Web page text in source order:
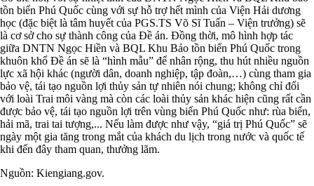
tồn biển Phú Quốc cùng với sự hỗ trợ hết mình của Viện Hải dương
học (đặc biệt là tâm huyết của PGS.TS Võ Sĩ Tuấn – Viện trưởng) sẽ
là cơ sở cho sự thành công của Đề án. Đồng thời, mô hình hợp tác
giữa DNTN Ngọc Hiền và BQL Khu Bảo tồn biển Phú Quốc trong
khuôn khổ Đề án sẽ là “hình mẫu” để nhân rộng, thu hút nhiều nguồn
lực xã hội khác (người dân, doanh nghiệp, tập đoàn,…) cùng tham gia
bảo vệ, tái tạo nguồn lợi thủy sản tự nhiên nói chung; không chỉ đối
với loài Trai môi vàng mà còn các loài thủy sản khác hiện cũng rất cần
được bảo vệ, tái tạo nguồn lợi trên vùng biển Phú Quốc như: rùa biển,
hải mã, trai tai tượng,... Nếu làm được như vậy, “giá trị Phú Quốc” sẽ
ngày một gia tăng trong mắt của khách du lịch trong nước và quốc tế
khi đến đây tham quan, thưởng lãm.
Nguồn: Kiengiang.gov.